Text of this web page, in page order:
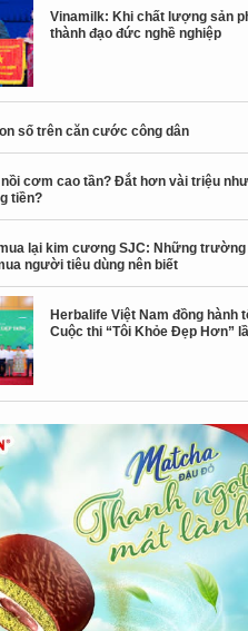
Vinamilk: Khi chất lượng sản
thành đạo đức nghề nghiệp
số trên căn cước công dân
nồi cơm cao tần? Đắt hơn vài triệu
tiền?
lại kim cương SJC: Những
người tiêu dùng nên biết
Herbalife Việt Nam đồng hành
Cuộc thi “Tôi Khỏe Đẹp Hơn”